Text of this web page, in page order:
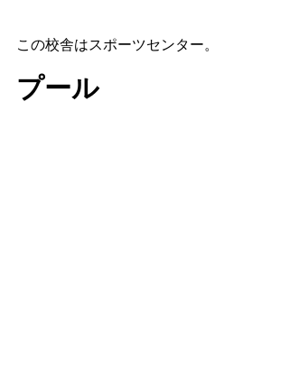
この校舎はスポーツセンター。
プール